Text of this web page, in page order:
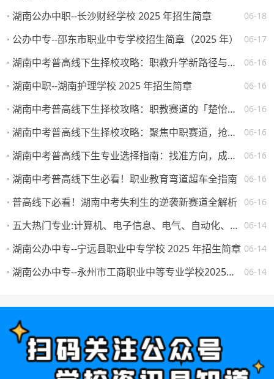
06-18
湖南公办中职--长沙财经学校 2025 年招生简章
06-17
公办中专--邵东市职业中专学校招生简章（2025 年）
06-16
湖南中考普高线下生择校攻略：职教升学新路径与热门院校解析
06-16
湖南中职--湖南护理学校 2025 年招生简章
06-16
湖南中考普高线下生择校攻略：职教赛道的「楚怡」机遇与突围路径
06-16
湖南中考普高线下生择校攻略：聚焦中职赛道，抢占升学就业先机
06-16
湖南中考普高线下生专业选择指南：找准方向，成就未来
06-16
湖南中考普高线下生必看！职业教育弯道超车全指南
06-16
普高线下必看！湖南中考失利生的逆袭新赛道全解析
06-14
五大热门专业:计算机、电子信息、电气、自动化、机械。学校怎么选，将来就业如何？
06-14
湖南公办中专--宁远县职业中专学校 2025 年招生简章
06-14
湖南公办中专--永州市工商职业中等专业学校2025年一年级新生填报志愿须知